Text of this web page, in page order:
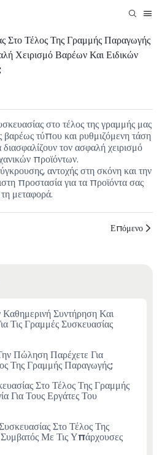
Στο Τέλος Της Γραμμής Παραγωγής
Χειρισμό Βαρέων Και Ειδικών
στο τέλος της γραμμής μας
βαρέως τύπου και ρυθμιζόμενη τάση
διασφαλίζουν τον ασφαλή χειρισμό
προϊόντων.
αντοχής στη σκόνη και την
προστασία για τα προϊόντα σας
μεταφορά.
Επόμενο
Συντήρηση Και
Τις Γραμμές Συσκευασίας
Πώληση Παρέχετε Για
Της Γραμμής Παραγωγής;
Στο Τέλος Της Γραμμής
Για Τους Εργάτες Του
Στο Τέλος Της
Με Τις Υπάρχουσες